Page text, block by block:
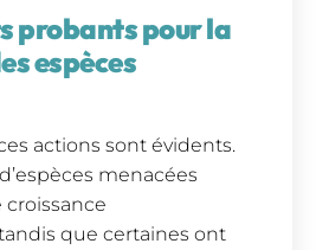
probants pour la
espèces
actions sont évidents.
menacées
que certaines ont